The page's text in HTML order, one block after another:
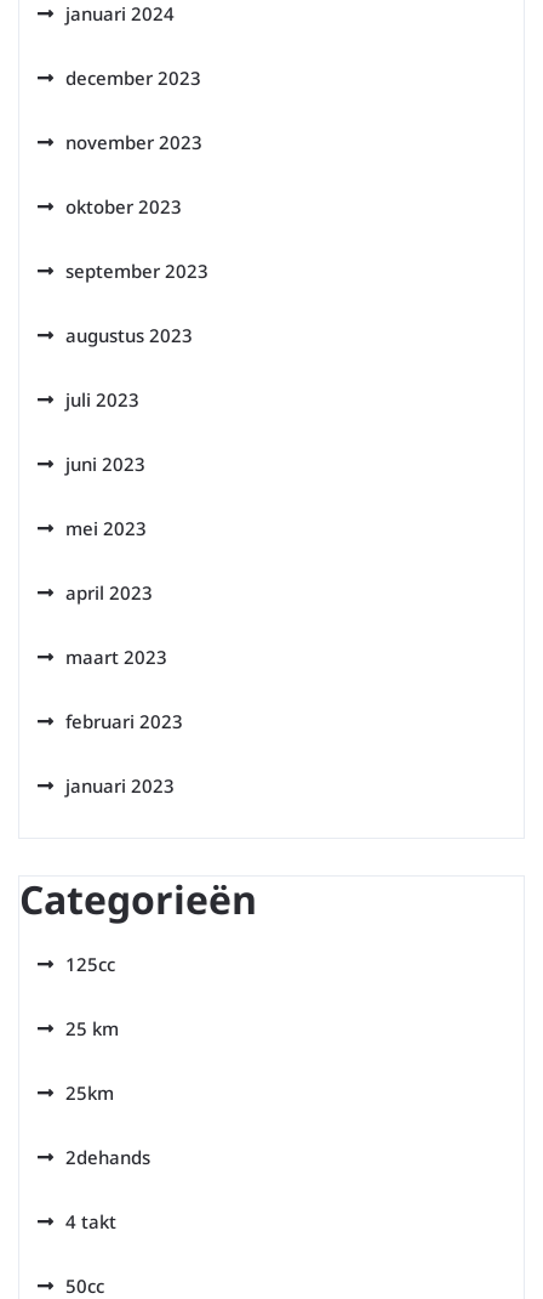
januari 2024
december 2023
november 2023
oktober 2023
september 2023
augustus 2023
juli 2023
juni 2023
mei 2023
april 2023
maart 2023
februari 2023
januari 2023
Categorieën
125cc
25 km
25km
2dehands
4 takt
50cc